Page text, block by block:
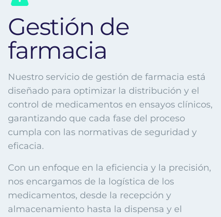
Gestión de
farmacia
Nuestro servicio de gestión de farmacia está
diseñado para optimizar la distribución y el
control de medicamentos en ensayos clínicos,
garantizando que cada fase del proceso
cumpla con las normativas de seguridad y
eficacia.
Con un enfoque en la eficiencia y la precisión,
nos encargamos de la logística de los
medicamentos, desde la recepción y
almacenamiento hasta la dispensa y el